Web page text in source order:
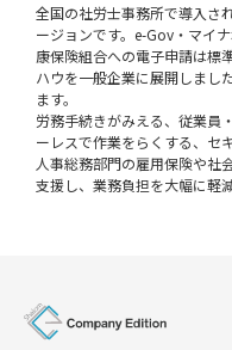
全国の社労士事務所で導入さ
ージョンです。e-Gov・マイ
康保険組合への電子申請は標
ハウを一般企業に展開しまし
ます。
労務手続きがみえる、従業員
ーレスで作業をらくする、セ
人事総務部門の雇用保険や社
支援し、業務負担を大幅に軽減